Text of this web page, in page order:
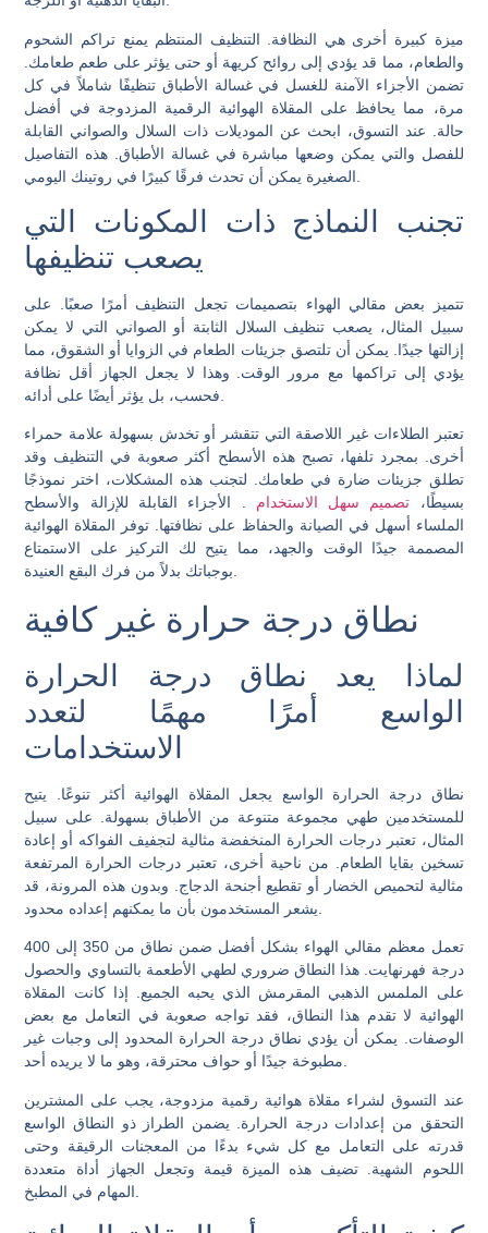
ميزة كبيرة أخرى هي النظافة. التنظيف المنتظم يمنع تراكم الشحوم
والطعام، مما قد يؤدي إلى روائح كريهة أو حتى يؤثر على طعم طعامك.
تضمن الأجزاء الآمنة للغسل في غسالة الأطباق تنظيفًا شاملاً في كل
مرة، مما يحافظ على المقلاة الهوائية الرقمية المزدوجة في أفضل
حالة. عند التسوق، ابحث عن الموديلات ذات السلال والصواني القابلة
للفصل والتي يمكن وضعها مباشرة في غسالة الأطباق. هذه التفاصيل
تجنب النماذج ذات المكونات التي
يصعب تنظيفها
تتميز بعض مقالي الهواء بتصميمات تجعل التنظيف أمرًا صعبًا. على
سبيل المثال، يصعب تنظيف السلال الثابتة أو الصواني التي لا يمكن
إزالتها جيدًا. يمكن أن تلتصق جزيئات الطعام في الزوايا أو الشقوق، مما
يؤدي إلى تراكمها مع مرور الوقت. وهذا لا يجعل الجهاز أقل نظافة
تعتبر الطلاءات غير اللاصقة التي تتقشر أو تخدش بسهولة علامة حمراء
أخرى. بمجرد تلفها، تصبح هذه الأسطح أكثر صعوبة في التنظيف وقد
تطلق جزيئات ضارة في طعامك. لتجنب هذه المشكلات، اختر نموذجًا
بسيطًا، تصميم سهل الاستخدام . الأجزاء القابلة للإزالة والأسطح
الملساء أسهل في الصيانة والحفاظ على نظافتها. توفر المقلاة الهوائية
المصممة جيدًا الوقت والجهد، مما يتيح لك التركيز على الاستمتاع
بوجباتك بدلاً من فرك البقع العنيدة.
نطاق درجة حرارة غير كافية
لماذا يعد نطاق درجة الحرارة
الواسع أمرًا مهمًا لتعدد
الاستخدامات
نطاق درجة الحرارة الواسع يجعل المقلاة الهوائية أكثر تنوعًا. يتيح
للمستخدمين طهي مجموعة متنوعة من الأطباق بسهولة. على سبيل
المثال، تعتبر درجات الحرارة المنخفضة مثالية لتجفيف الفواكه أو إعادة
تسخين بقايا الطعام. من ناحية أخرى، تعتبر درجات الحرارة المرتفعة
مثالية لتحميص الخضار أو تقطيع أجنحة الدجاج. وبدون هذه المرونة، قد
تعمل معظم مقالي الهواء بشكل أفضل ضمن نطاق من 350 إلى 400
درجة فهرنهايت. هذا النطاق ضروري لطهي الأطعمة بالتساوي والحصول
على الملمس الذهبي المقرمش الذي يحبه الجميع. إذا كانت المقلاة
الهوائية لا تقدم هذا النطاق، فقد تواجه صعوبة في التعامل مع بعض
الوصفات. يمكن أن يؤدي نطاق درجة الحرارة المحدود إلى وجبات غير
عند التسوق لشراء مقلاة هوائية رقمية مزدوجة، يجب على المشترين
التحقق من إعدادات درجة الحرارة. يضمن الطراز ذو النطاق الواسع
قدرته على التعامل مع كل شيء بدءًا من المعجنات الرقيقة وحتى
اللحوم الشهية. تضيف هذه الميزة قيمة وتجعل الجهاز أداة متعددة